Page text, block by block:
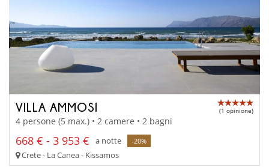
VILLA AMMOSI (1 opinione)
4 persone (5 max.) • 2 camere • 2 bagni
668 € - 3 953 € a notte -20%
Crete - La Canea - Kissamos